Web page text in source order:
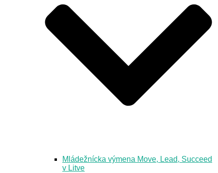
Mládežnícka výmena Move, Lead, Succeed
v Litve